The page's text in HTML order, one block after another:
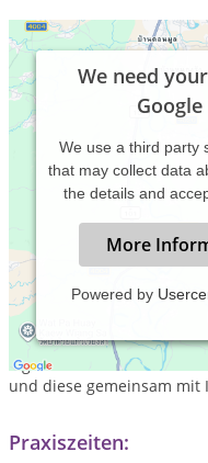
We need
We use a third party
that may collect data
the details and
More
Powered by
Sowohl als Coach als auch
Psychotherapie sehe ich
eigenes Potential und an
und diese gemeinsam mit
Praxiszeiten: